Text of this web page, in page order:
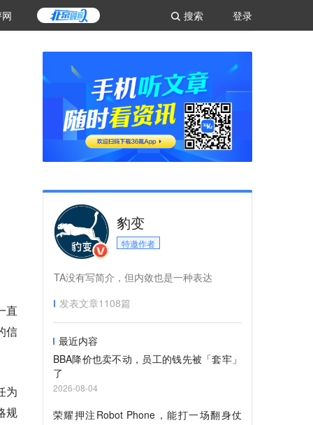
登录
搜索
直
信
为
规
豹变
特邀作者
TA没有写简介，但内敛也是一种表达
发表文章1108篇
最近内容
BBA降价也卖不动，员工的钱先被「套牢」
了
2026-08-04
荣耀押注Robot Phone，能打一场翻身仗